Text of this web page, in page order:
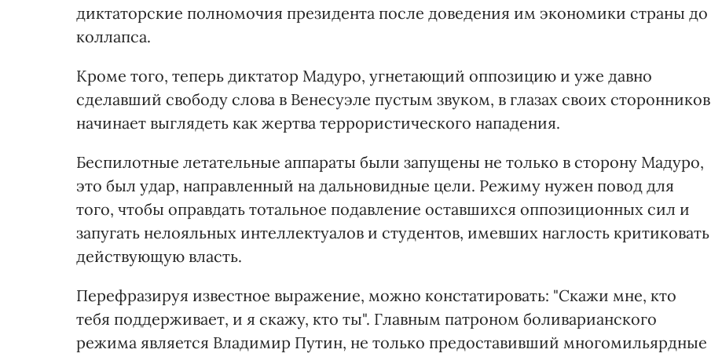
диктаторские полномочия президента после доведения им экономики страны до
коллапса.
Кроме того, теперь диктатор Мадуро, угнетающий оппозицию и уже давно
сделавший свободу слова в Венесуэле пустым звуком, в глазах своих сторонников
начинает выглядеть как жертва террористического нападения.
Беспилотные летательные аппараты были запущены не только в сторону Мадуро,
это был удар, направленный на дальновидные цели. Режиму нужен повод для
того, чтобы оправдать тотальное подавление оставшихся оппозиционных сил и
запугать нелояльных интеллектуалов и студентов, имевших наглость критиковать
действующую власть.
Перефразируя известное выражение, можно констатировать: "Скажи мне, кто
тебя поддерживает, и я скажу, кто ты". Главным патроном боливарианского
режима является Владимир Путин, не только предоставивший многомильярдные